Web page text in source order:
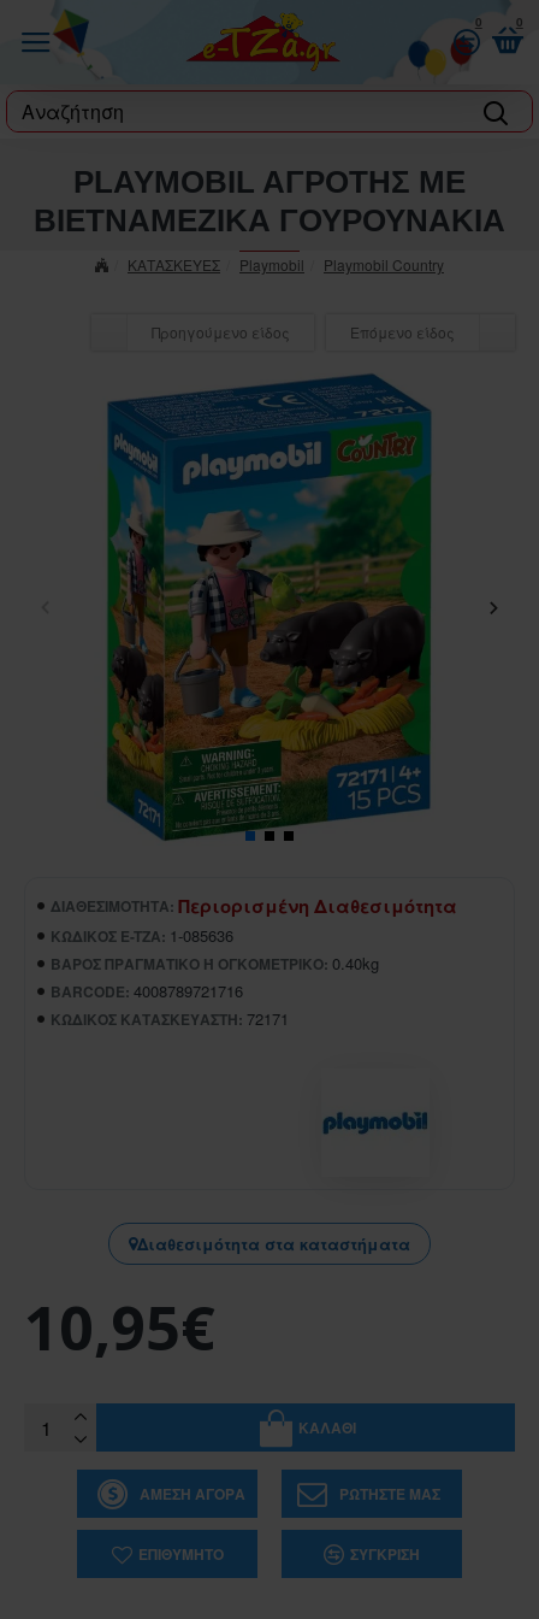
0 0
label
ΚΑΤΑΣΚΕΥΕΣ Playmobil Playmobil Country
PLAYMOBIL AΓΡΟΤΗΣ ΜΕ
ΒΙΕΤΝΑΜΕΖΙΚΑ ΓΟΥΡΟΥΝΑΚΙΑ
Προηγούμενο είδος Επόμενο είδος
ΔΙΑΘΕΣΙΜΌΤΗΤΑ: Περιορισμένη Διαθεσιμότητα
ΚΩΔΙΚΌΣ E-TZA: 1-085636
ΒΆΡΟΣ ΠΡΑΓΜΑΤΙΚΌ Ή ΟΓΚΟΜΕΤΡΙΚΌ: 0.40kg
BARCODE: 4008789721716
ΚΩΔΙΚΌΣ ΚΑΤΑΣΚΕΥΑΣΤΉ: 72171
Διαθεσιμότητα στα καταστήματα
10,95€
ΚΑΛΆΘΙ
ΆΜΕΣΗ ΑΓΟΡΆ ΡΩΤΉΣΤΕ ΜΑΣ
ΕΠΙΘΥΜΗΤΌ ΣΎΓΚΡΙΣΗ